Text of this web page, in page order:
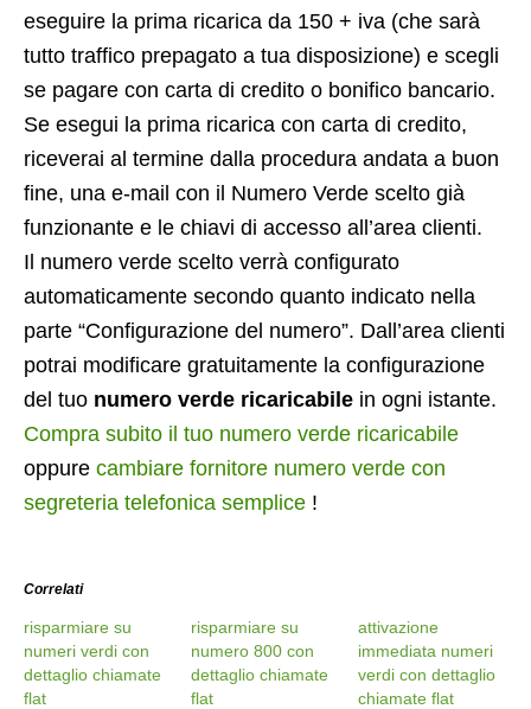
eseguire la prima ricarica da 150 + iva (che sarà
tutto traffico prepagato a tua disposizione) e scegli
se pagare con carta di credito o bonifico bancario.
Se esegui la prima ricarica con carta di credito,
riceverai al termine dalla procedura andata a buon
fine, una e-mail con il Numero Verde scelto già
funzionante e le chiavi di accesso all’area clienti.
Il numero verde scelto verrà configurato
automaticamente secondo quanto indicato nella
parte “Configurazione del numero”. Dall’area clienti
potrai modificare gratuitamente la configurazione
del tuo numero verde ricaricabile in ogni istante.
Compra subito il tuo numero verde ricaricabile
oppure cambiare fornitore numero verde con
segreteria telefonica semplice !
Correlati
risparmiare su
numeri verdi con
dettaglio chiamate
flat
risparmiare su
numero 800 con
dettaglio chiamate
flat
attivazione
immediata numeri
verdi con dettaglio
chiamate flat